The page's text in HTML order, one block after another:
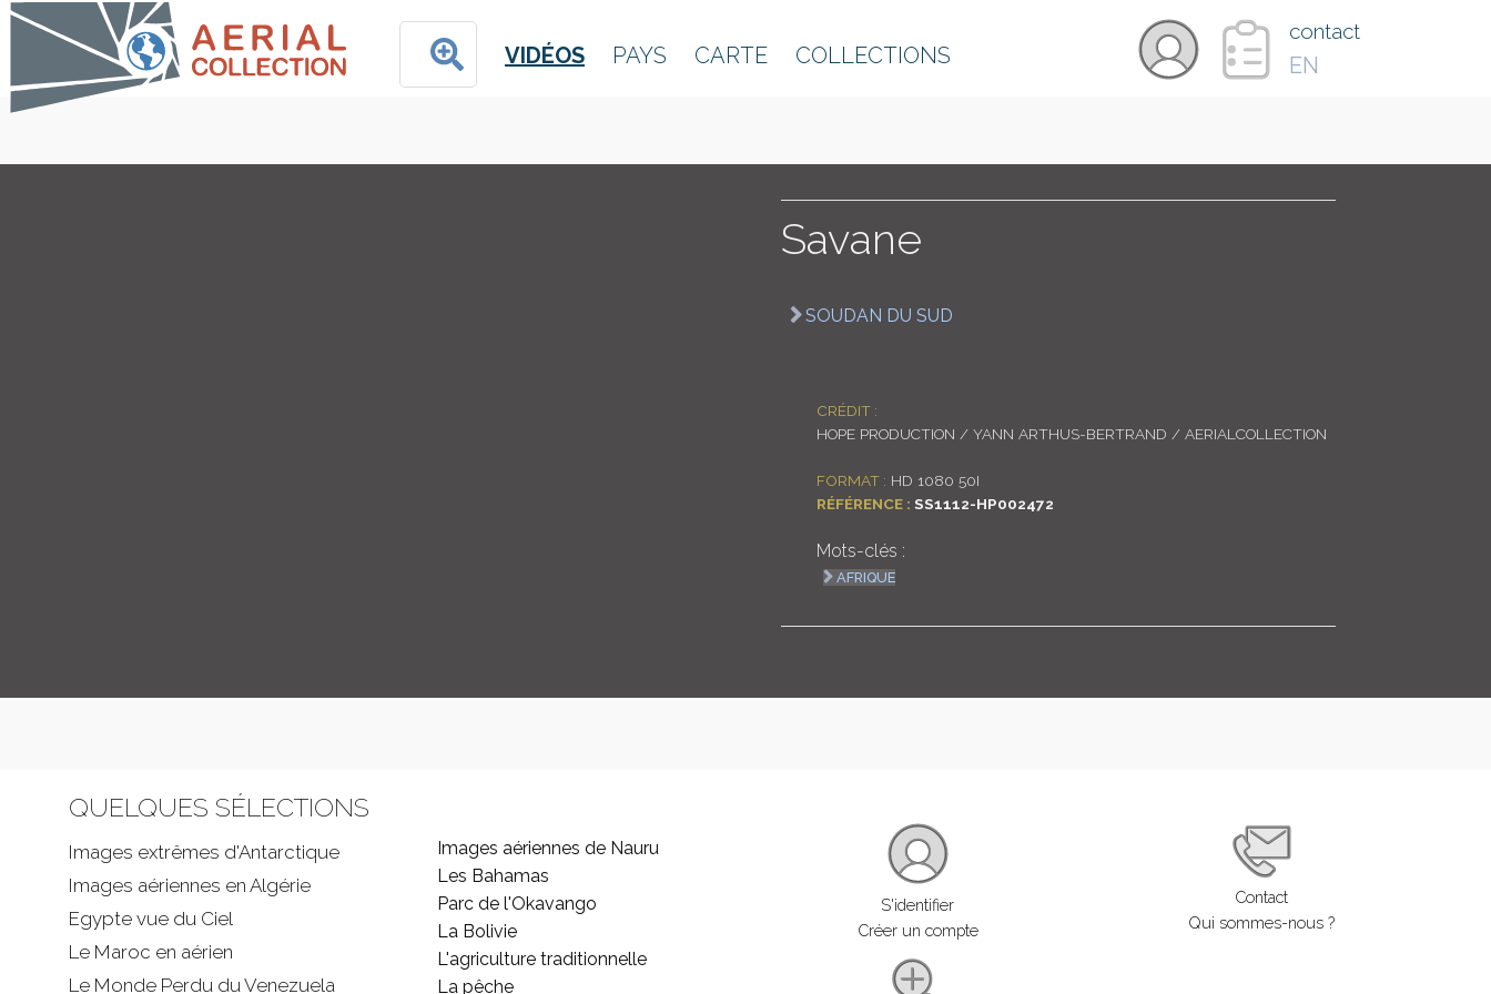
VIDÉOS PAYS CARTE COLLECTIONS
contact
EN
Savane
SOUDAN DU SUD
CRÉDIT :
HOPE PRODUCTION / YANN ARTHUS-BERTRAND / AERIALCOLLECTION
FORMAT : HD 1080 50I
RÉFÉRENCE : SS1112-HP002472
Mots-clés :
AFRIQUE
QUELQUES SÉLECTIONS
Images extrêmes d'Antarctique
Images aériennes en Algérie
Egypte vue du Ciel
Le Maroc en aérien
Le Monde Perdu du Venezuela
Images aériennes de Nauru
Les Bahamas
Parc de l'Okavango
La Bolivie
L'agriculture traditionnelle
La pêche
S'identifier
Créer un compte
Contact
Qui sommes-nous ?